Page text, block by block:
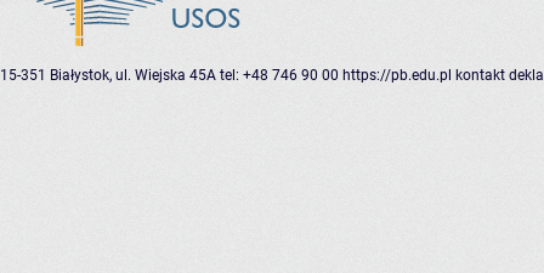
15-351 Białystok, ul. Wiejska 45A tel: +48 746 90 00 https://pb.edu.pl kontakt